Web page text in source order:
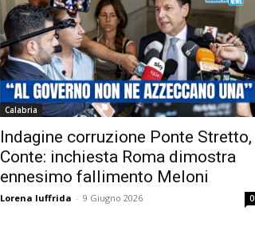
Calabria
Indagine corruzione Ponte Stretto,
Conte: inchiesta Roma dimostra
ennesimo fallimento Meloni
Lorena Iuffrida - 9 Giugno 2026 0